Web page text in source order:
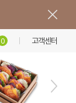
0 고객센터